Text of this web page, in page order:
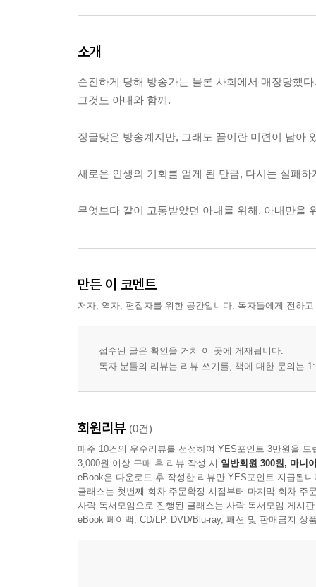
소개
순진하게 당해 방송가는 물론 사회에서 매장당했다.
그것도 아내와 함께.
징글맞은 방송계지만, 그래도 꿈이란 미련이 남아
새로운 인생의 기회를 얻게 된 만큼, 다시는 실패하
무엇보다 같이 고통받았던 아내를 위해, 아내만을
만든 이 코멘트
저자, 역자, 편집자를 위한 공간입니다. 독자들에게 전하
접수된 글은 확인을 거쳐 이 곳에 게재됩니다.
독자 분들의 리뷰는 리뷰 쓰기를, 책에 대한 문의는
회원리뷰 (0건)
매주 10건의 우수리뷰를 선정하여 YES포인트 3만원을 드
3,000원 이상 구매 후 리뷰 작성 시 일반회원 300원, 마니
eBook은 다운로드 후 작성한 리뷰만 YES포인트 지급됩니
클래스는 첫번째 회차 주문확정 시점부터 마지막 회차 주
사락 독서모임으로 진행된 클래스는 사락 독서모임 게시
eBook 페이백, CD/LP, DVD/Blu-ray, 패션 및 판매금지 상